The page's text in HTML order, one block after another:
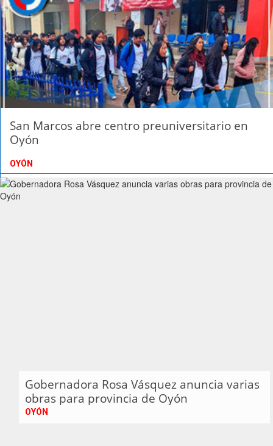
San Marcos abre centro preuniversitario en
Oyón
OYÓN
Gobernadora Rosa Vásquez anuncia varias
obras para provincia de Oyón
OYÓN